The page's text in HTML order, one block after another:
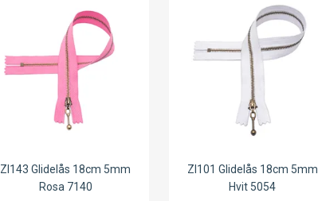
ZI143 Glidelås 18cm 5mm
Rosa 7140
ZI101 Glidelås 18cm 5mm
Hvit 5054